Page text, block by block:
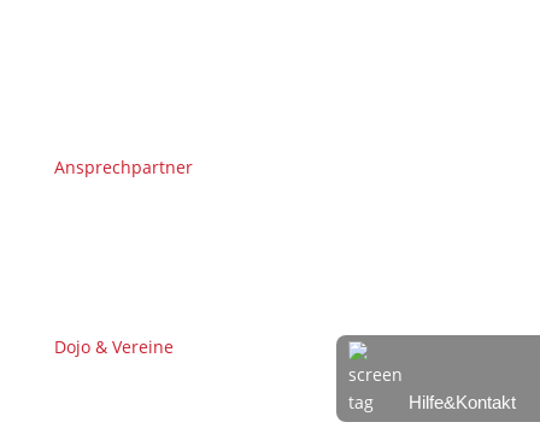
Ansprechpartner
Dojo & Vereine
Hilfe&Kontakt